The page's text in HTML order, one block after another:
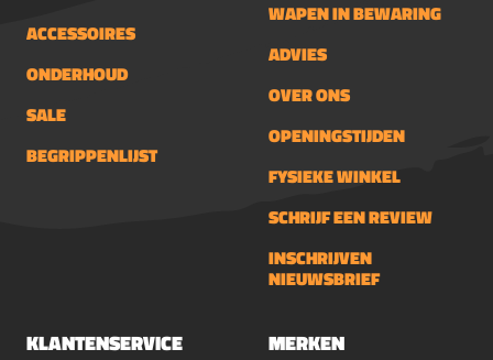
ACCESSOIRES
ONDERHOUD
SALE
BEGRIPPENLIJST
WAPEN IN BEWARING
ADVIES
OVER ONS
OPENINGSTIJDEN
FYSIEKE WINKEL
SCHRIJF EEN REVIEW
INSCHRIJVEN
NIEUWSBRIEF
KLANTENSERVICE MERKEN